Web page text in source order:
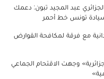
عبد المجيد تبون: دعمك
تونس خط أحمر
مع فرقة لمكافحة القوارض
وجهت الاقتحام الجماعي